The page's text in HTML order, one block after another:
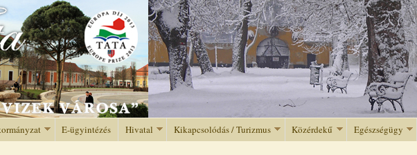
Jump to navigation
E-ügyintézés Hivatal Kikapcsolódás / Turizmus Közérdekű Egészségügy